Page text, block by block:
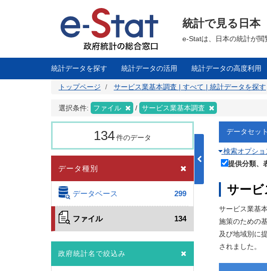
に
統計で見る日本
e-Statは、日本の統計が
統計データを探す 統計データの活用 統計データの高度利用
トップページ サービス業基本調査 | すべて | 統計データを探す
選択条件: ファイル サービス業基本調査
134件のデータ
データ種別
データベース 299
ファイル 134
政府統計名で絞込み
検索オプショ
提供分類、
サービ
サービス業基
施策のための
及び地域別に
されました。